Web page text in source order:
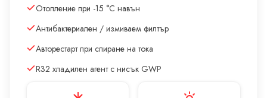
Отопление при -15 °C навън
Антибактериален / измиваем филтър
Авторестарт при спиране на тока
R32 хладилен агент с нисък GWP